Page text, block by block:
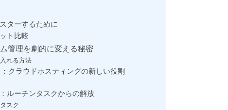
ターするために
ト比較
管理を劇的に変える秘密
れる方法
クラウドホスティングの新しい役割
ルーチンタスクからの解放
スク